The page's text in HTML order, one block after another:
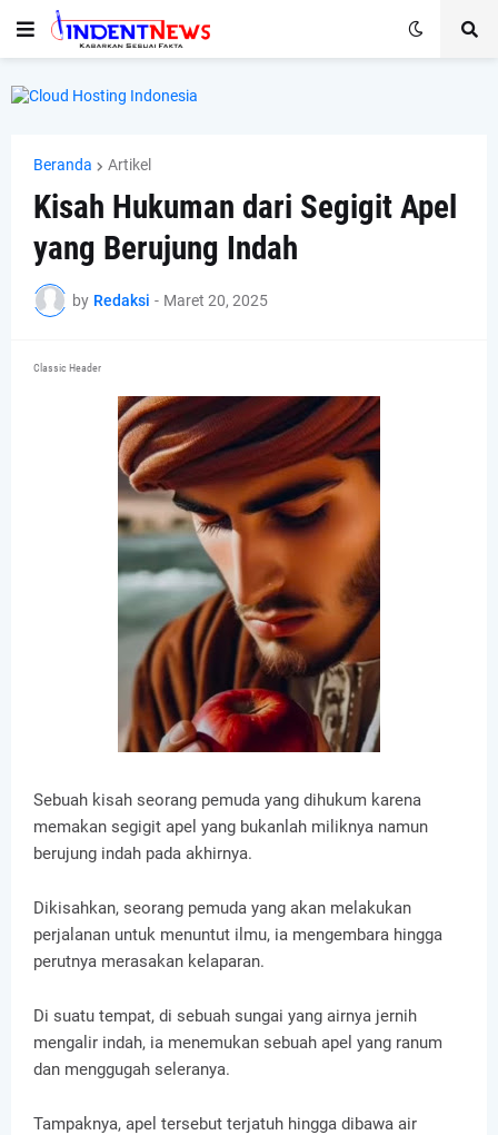
Beranda Artikel
Kisah Hukuman dari Segigit Apel
yang Berujung Indah
by Redaksi - Maret 20, 2025
Classic Header
Sebuah kisah seorang pemuda yang dihukum karena
memakan segigit apel yang bukanlah miliknya namun
berujung indah pada akhirnya.
Dikisahkan, seorang pemuda yang akan melakukan
perjalanan untuk menuntut ilmu, ia mengembara hingga
perutnya merasakan kelaparan.
Di suatu tempat, di sebuah sungai yang airnya jernih
mengalir indah, ia menemukan sebuah apel yang ranum
dan menggugah seleranya.
Tampaknya, apel tersebut terjatuh hingga dibawa air